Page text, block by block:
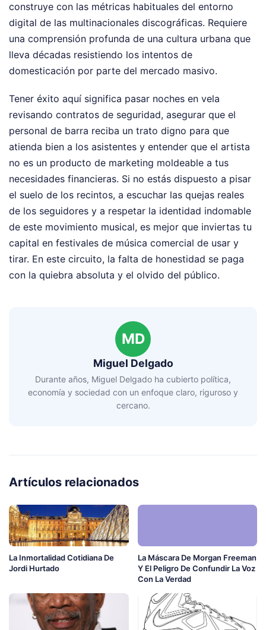
construye con las métricas habituales del entorno
digital de las multinacionales discográficas. Requiere
una comprensión profunda de una cultura urbana que
lleva décadas resistiendo los intentos de
domesticación por parte del mercado masivo.
Tener éxito aquí significa pasar noches en vela
revisando contratos de seguridad, asegurar que el
personal de barra reciba un trato digno para que
atienda bien a los asistentes y entender que el artista
no es un producto de marketing moldeable a tus
necesidades financieras. Si no estás dispuesto a pisar
el suelo de los recintos, a escuchar las quejas reales
de los seguidores y a respetar la identidad indomable
de este movimiento musical, es mejor que inviertas tu
capital en festivales de música comercial de usar y
tirar. En este circuito, la falta de honestidad se paga
con la quiebra absoluta y el olvido del público.
MD
Miguel Delgado
Durante años, Miguel Delgado ha cubierto política,
economía y sociedad con un enfoque claro, riguroso y
cercano.
Artículos relacionados
La Inmortalidad Cotidiana De
Jordi Hurtado
La Máscara De Morgan Freeman
Y El Peligro De Confundir La Voz
Con La Verdad